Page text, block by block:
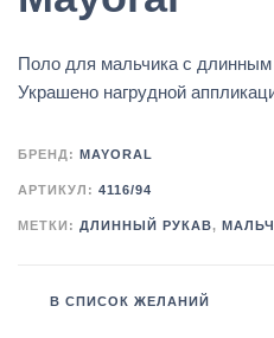
Поло для мальчика с длинным
Украшено нагрудной
БРЕНД: MAYORAL
АРТИКУЛ: 4116/94
МЕТКИ: ДЛИННЫЙ РУКАВ,
В СПИСОК ЖЕЛАНИЙ